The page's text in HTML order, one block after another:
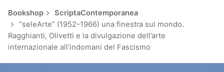
Bookshop
ScriptaContemporanea
“seleArte” (1952-1966) una finestra sul mondo.
Ragghianti, Olivetti e la divulgazione dell’arte
internazionale all’indomani del Fascismo